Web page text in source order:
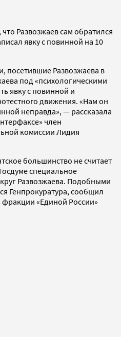
Развозжаев сам обратился
явку с повинной на 10
посетившие Развозжаева в
под «психологическими
явку с повинной и
движения. «Нам он
неправда», — рассказала
член
комиссии Лидия
большинство не считает
специальное
Развозжаева. Подобными
Генпрокуратура, сообщил
«Единой России»